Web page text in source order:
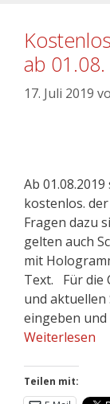
ab 01.08.
17. Juli 2019
Ab
kostenlos.
Fragen dazu
gelten auch
mit
Text. Für die
und aktuellen
eingeben
Weiterlesen
Teilen mit: